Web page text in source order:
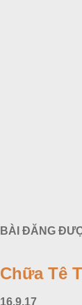
BÀI ĐĂNG
Chữa Tê
16.9.17